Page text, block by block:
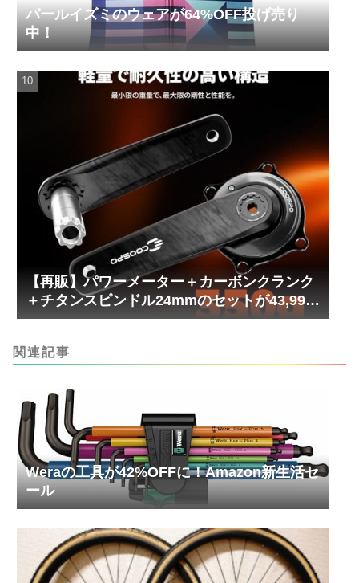
パールイズミのウェアが64%OFF投げ売り
中！
【再販】パワーメーター＋カーボンクランク
＋チタンスピンドル24mmのセットが43,999
円！
関連記事
Weraの工具が42%OFFに！Amazon新生活セ
ール